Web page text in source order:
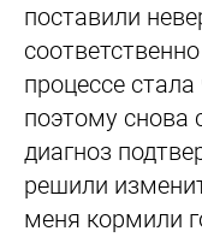
поставили
процессе
поэтому снова
диагноз
решили
меня кормили